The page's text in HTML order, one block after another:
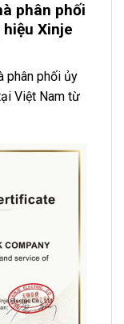
phân phối
Xinje
phân phối ủy
Việt Nam từ